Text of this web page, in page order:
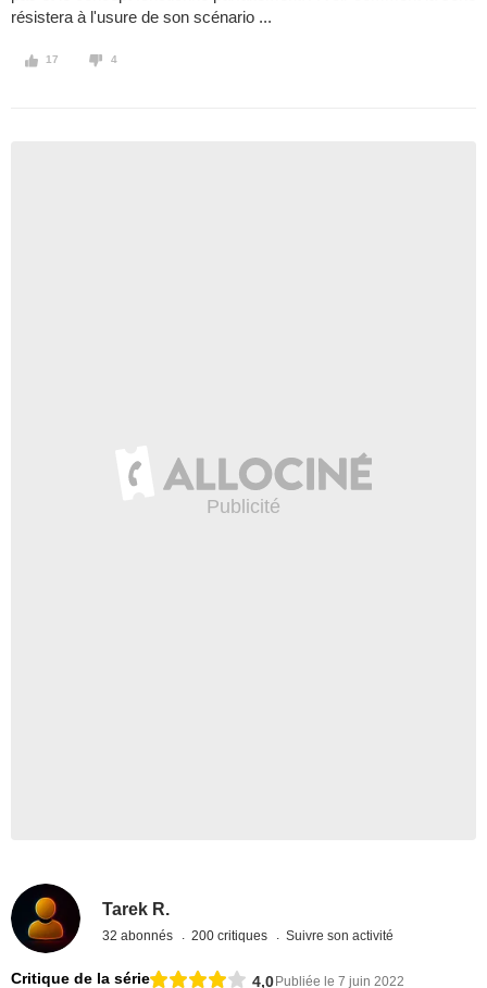
résistera à l'usure de son scénario ...
17 4
Tarek R.
32 abonnés 200 critiques Suivre son activité
Critique de la série 4,0 Publiée le 7 juin 2022